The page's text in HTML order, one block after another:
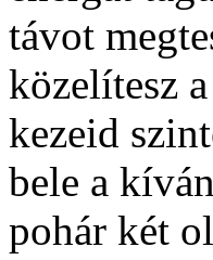
távot
közelítesz
kezeid
bele a
pohár két